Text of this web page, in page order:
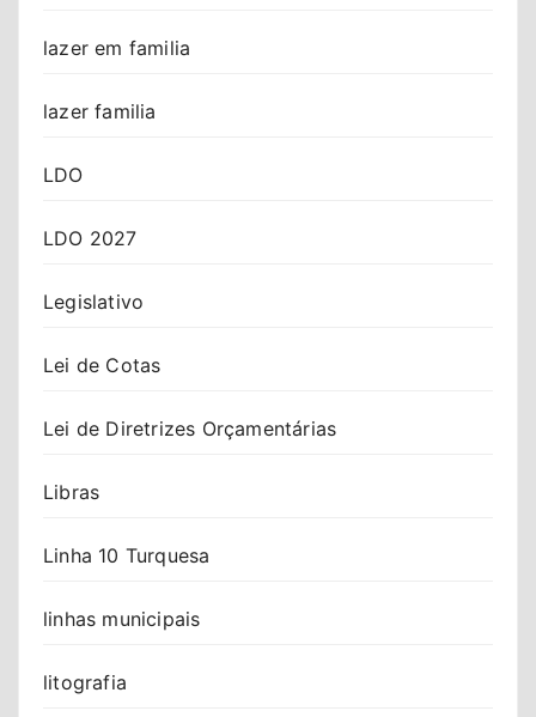
lazer em familia
lazer familia
LDO
LDO 2027
Legislativo
Lei de Cotas
Lei de Diretrizes Orçamentárias
Libras
Linha 10 Turquesa
linhas municipais
litografia